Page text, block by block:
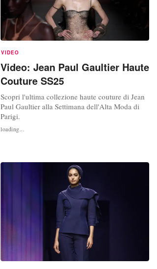
VIDEO
Video: Jean Paul Gaultier Haute
Couture SS25
Scopri l'ultima collezione haute couture di Jean
Paul Gaultier alla Settimana dell'Alta Moda di
Parigi.
loading...